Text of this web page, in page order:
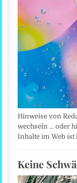
Hinweise von
wechseln ... oder
Inhalte im Web
Keine